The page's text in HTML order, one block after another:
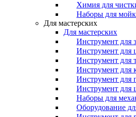
Химия для
Наборы для
Для мастерских
Для мастерских
Инструмент для
Инструмент для
Инструмент для
Инструмент для
Инструмент для
Инструмент для
Наборы для
Оборудование